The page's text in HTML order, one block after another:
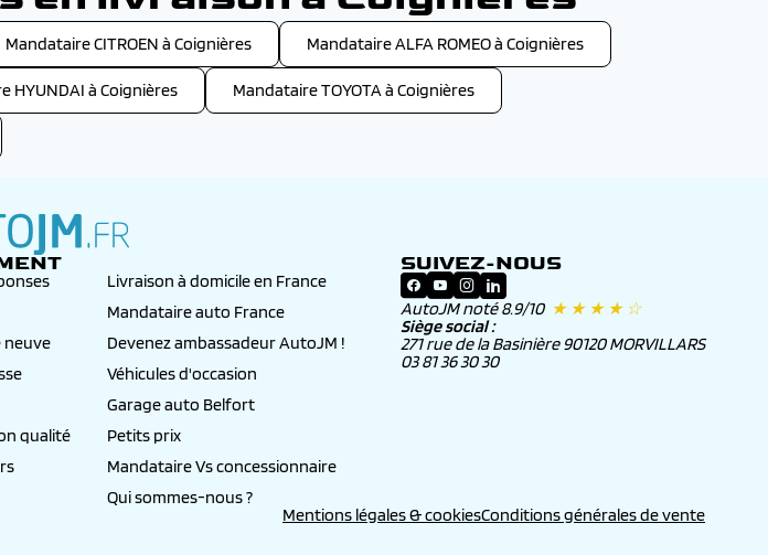
Mandataire CITROEN à Coignières Mandataire ALFA ROMEO à Coignières
HYUNDAI à Coignières Mandataire TOYOTA à Coignières
Livraison à domicile en France
Mandataire auto France
neuve
Devenez ambassadeur AutoJM !
Véhicules d'occasion
Garage auto Belfort
qualité
Petits prix
Mandataire Vs concessionnaire
Qui sommes-nous ?
SUIVEZ-NOUS
AutoJM noté 8.9/10 ★ ★ ★ ★ ☆
Siège social :
271 rue de la Basinière 90120 MORVILLARS
03 81 36 30 30
Mentions légales & cookiesConditions générales de vente